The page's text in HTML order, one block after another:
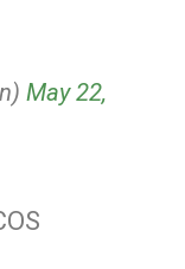
May 22,